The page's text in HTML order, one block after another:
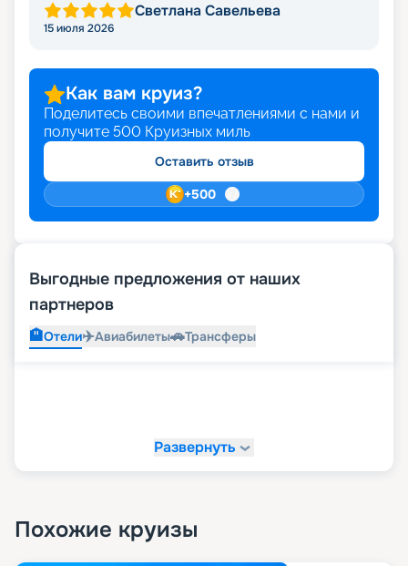
Светлана Савельева
15 июля 2026
Как вам круиз?
Поделитесь своими впечатлениями с нами и
получите 500 Круизных миль
Оставить отзыв
+500
Выгодные предложения от наших
партнеров
🏨Отели✈️Авиабилеты🚗Трансферы
Развернуть
Похожие круизы